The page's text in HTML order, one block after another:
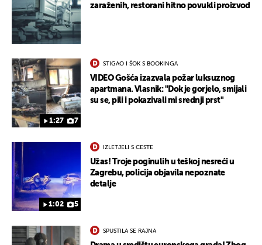
zaraženih, restorani hitno povukli proizvod
1:27 7
STIGAO I ŠOK S BOOKINGA
VIDEO Gošća izazvala požar luksuznog
apartmana. Vlasnik: "Dok je gorjelo, smijali
su se, pili i pokazivali mi srednji prst"
1:02 5
IZLETJELI S CESTE
Užas! Troje poginulih u teškoj nesreći u
Zagrebu, policija objavila nepoznate
detalje
SPUSTILA SE RAJNA